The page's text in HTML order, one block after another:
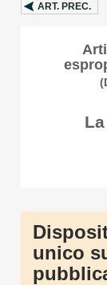
ART. PREC.
unico